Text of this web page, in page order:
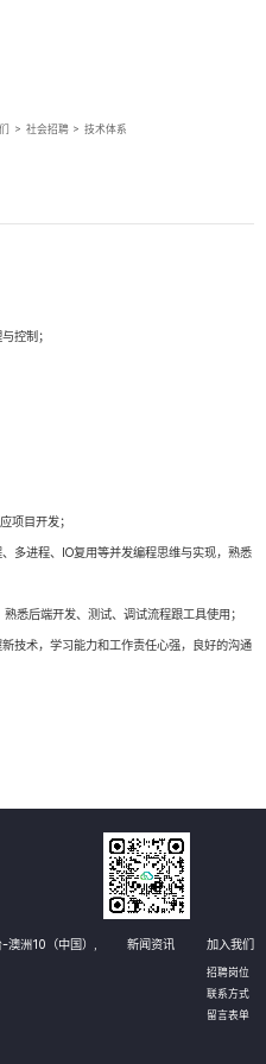
> 社会招聘 > 技术体系
控制；
项目开发；
多进程、IO复用等并发编程思维与实现，熟悉
悉后端开发、测试、调试流程跟工具使用；
技术，学习能力和工作责任心强，良好的沟通
澳洲10（中国）, 新闻资讯 加入我们
招聘岗位
联系方式
留言表单